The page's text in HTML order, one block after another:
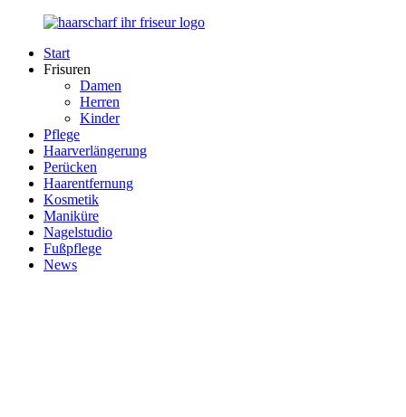
Zurück
Inhalt
Haarscharf
Händen
Start
Frisuren
Damen
Herren
Kinder
Pflege
Haarverlängerung
Perücken
Haarentfernung
Kosmetik
Maniküre
Nagelstudio
Fußpflege
News